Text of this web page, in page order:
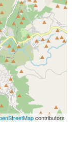
contributors